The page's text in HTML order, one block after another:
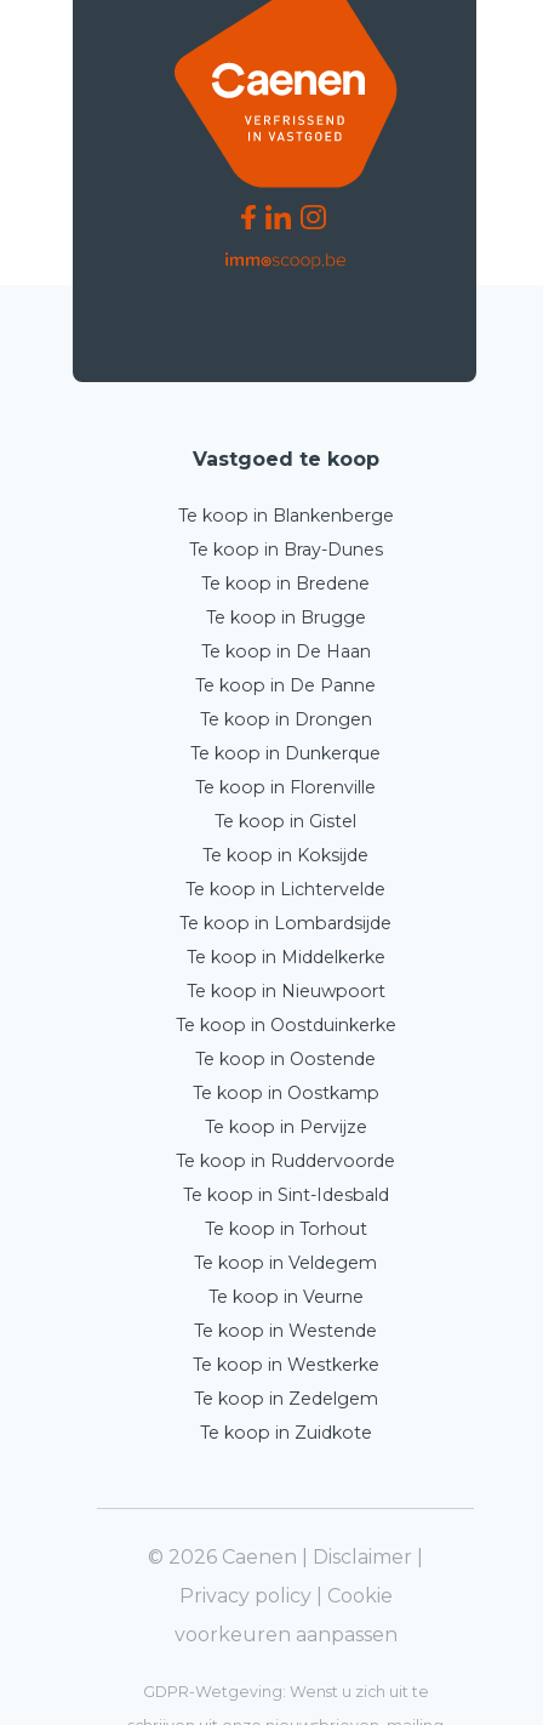
Vastgoed te koop
Te koop in Blankenberge
Te koop in Bray-Dunes
Te koop in Bredene
Te koop in Brugge
Te koop in De Haan
Te koop in De Panne
Te koop in Drongen
Te koop in Dunkerque
Te koop in Florenville
Te koop in Gistel
Te koop in Koksijde
Te koop in Lichtervelde
Te koop in Lombardsijde
Te koop in Middelkerke
Te koop in Nieuwpoort
Te koop in Oostduinkerke
Te koop in Oostende
Te koop in Oostkamp
Te koop in Pervijze
Te koop in Ruddervoorde
Te koop in Sint-Idesbald
Te koop in Torhout
Te koop in Veldegem
Te koop in Veurne
Te koop in Westende
Te koop in Westkerke
Te koop in Zedelgem
Te koop in Zuidkote
© 2026 Caenen | Disclaimer
Privacy policy| Cookie
voorkeuren aanpassen
GDPR-Wetgeving: Wenst u zich uit te